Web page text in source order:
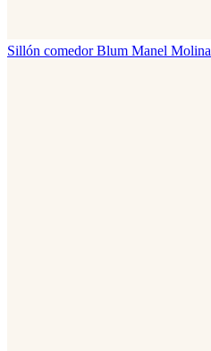
Sillón comedor Blum Manel Molina